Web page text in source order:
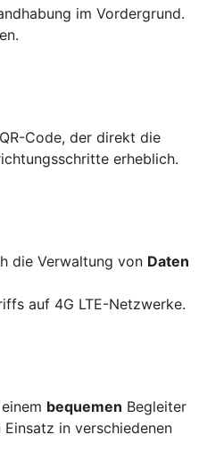
im Vordergrund.
Code, der direkt die
erheblich.
die Verwaltung von Daten
auf 4G LTE-Netzwerke.
bequemen Begleiter
in verschiedenen